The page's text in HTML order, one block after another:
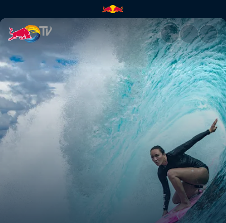
RISS. | Red Bull TV